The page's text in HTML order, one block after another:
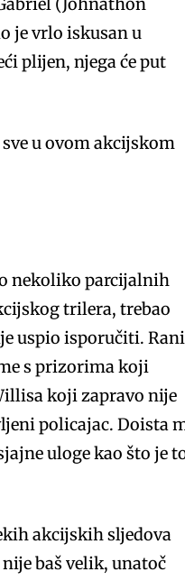
(Johnathon
je vrlo iskusan u
plijen, njega će put
u ovom akcijskom
nekoliko parcijalnih
trilera, trebao
uspio isporučiti. Rani
s prizorima koji
koji zapravo nije
policajac. Doista
uloge kao što je
akcijskih sljedova
baš velik, unatoč